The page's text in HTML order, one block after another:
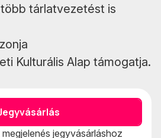
tárlatvezetést is
Kulturális Alap támogatja.
jegyvásárláshoz